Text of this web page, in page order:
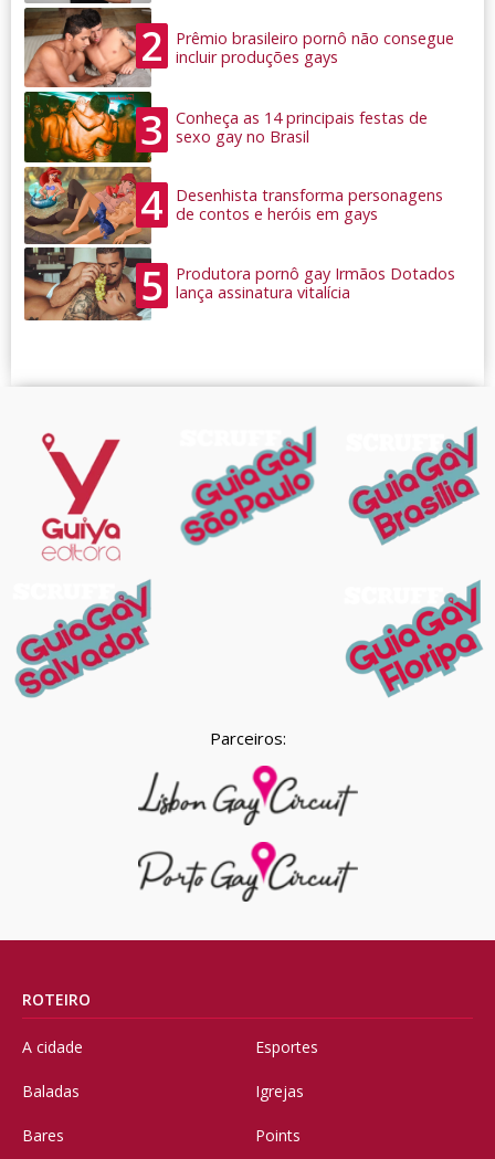
2
Prêmio brasileiro pornô não consegue
incluir produções gays
3
Conheça as 14 principais festas de
sexo gay no Brasil
4
Desenhista transforma personagens
de contos e heróis em gays
5
Produtora pornô gay Irmãos Dotados
lança assinatura vitalícia
Parceiros:
ROTEIRO
A cidade
Baladas
Bares
Esportes
Igrejas
Points